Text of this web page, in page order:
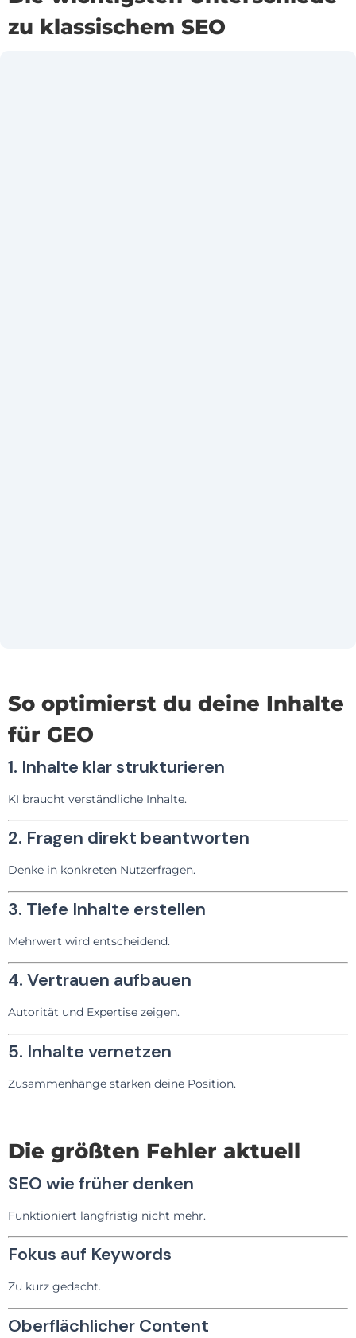
zu klassischem SEO
So optimierst du deine Inhalte
für GEO
1. Inhalte klar strukturieren
KI braucht verständliche Inhalte.
2. Fragen direkt beantworten
Denke in konkreten Nutzerfragen.
3. Tiefe Inhalte erstellen
Mehrwert wird entscheidend.
4. Vertrauen aufbauen
Autorität und Expertise zeigen.
5. Inhalte vernetzen
Zusammenhänge stärken deine Position.
Die größten Fehler aktuell
SEO wie früher denken
Funktioniert langfristig nicht mehr.
Fokus auf Keywords
Zu kurz gedacht.
Oberflächlicher Content